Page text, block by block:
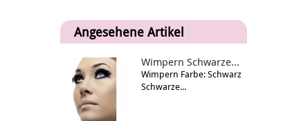
Angesehene Artikel
Wimpern Schwarze...
Wimpern Farbe: Schwarz
Schwarze...